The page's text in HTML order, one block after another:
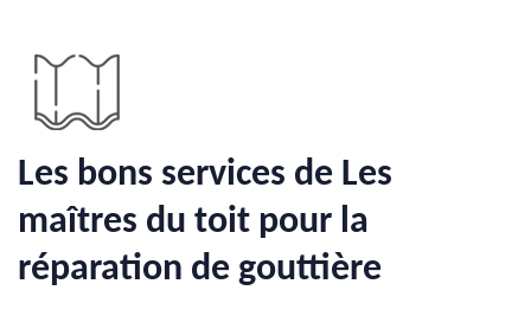
Les bons services de Les
maîtres du toit pour la
réparation de gouttière